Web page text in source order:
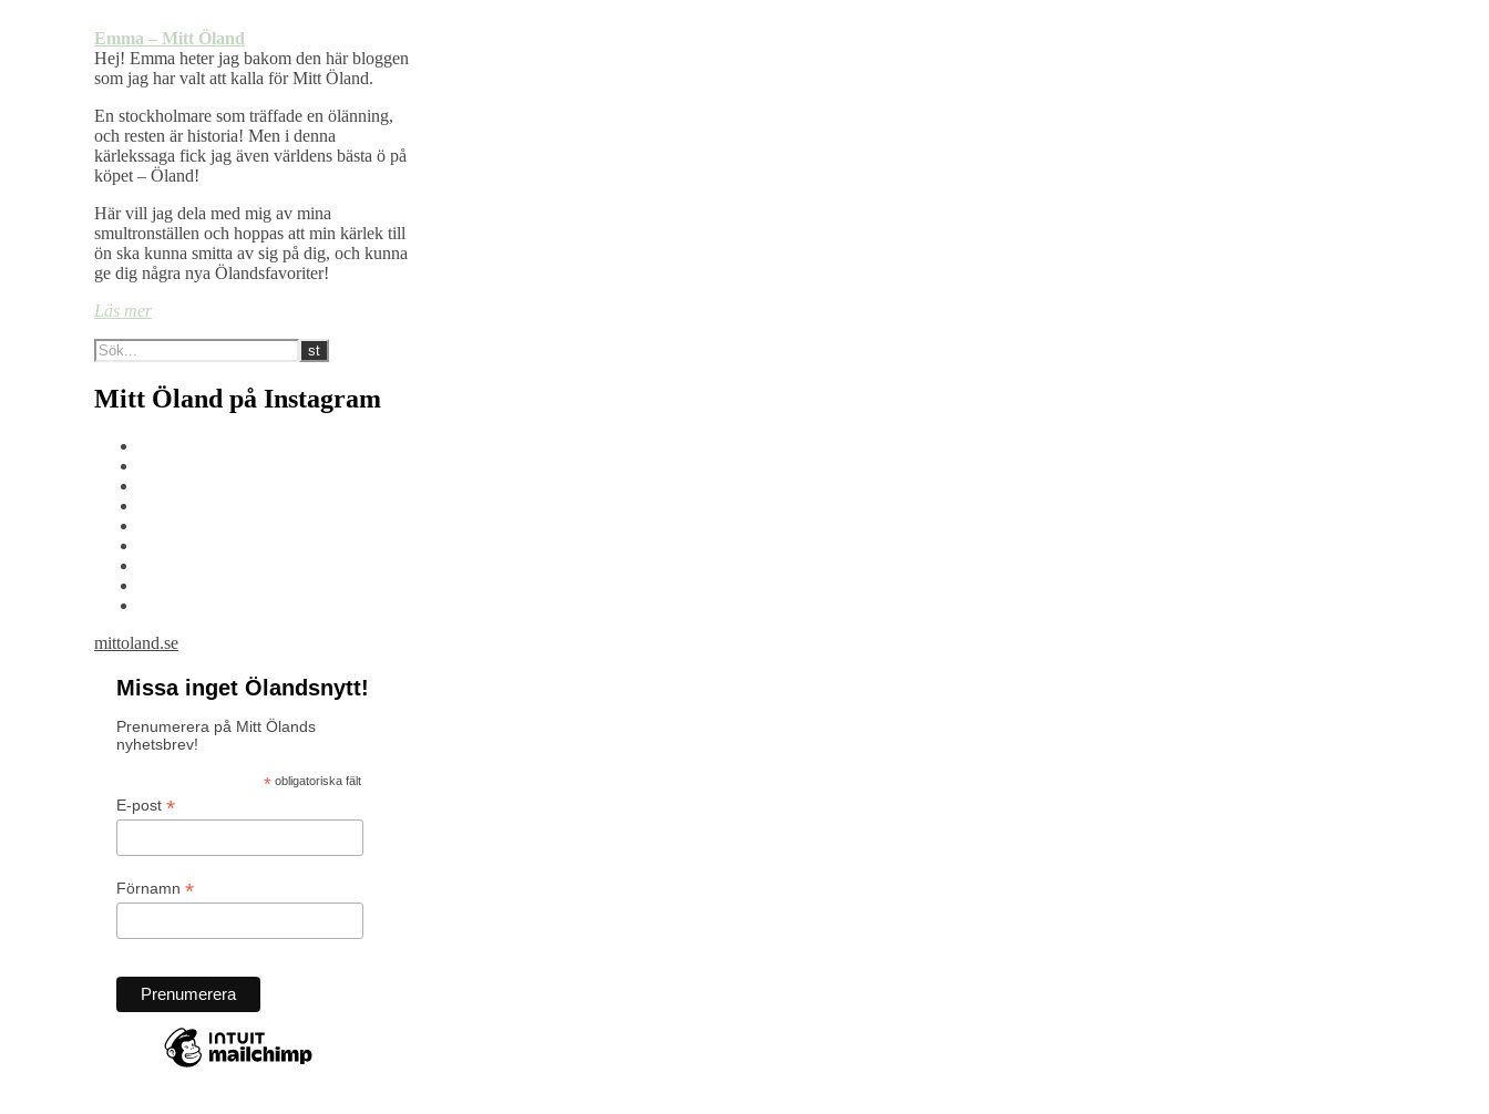
Emma – Mitt Öland
Hej! Emma heter jag bakom den här bloggen
som jag har valt att kalla för Mitt Öland.
En stockholmare som träffade en ölänning,
och resten är historia! Men i denna
kärlekssaga fick jag även världens bästa ö på
köpet – Öland!
Här vill jag dela med mig av mina
smultronställen och hoppas att min kärlek till
ön ska kunna smitta av sig på dig, och kunna
ge dig några nya Ölandsfavoriter!
Läs mer
Mitt Öland på Instagram
mittoland.se
Missa inget Ölandsnytt!
Prenumerera på Mitt Ölands
nyhetsbrev!
*obligatoriska fält
E-post *
Förnamn *